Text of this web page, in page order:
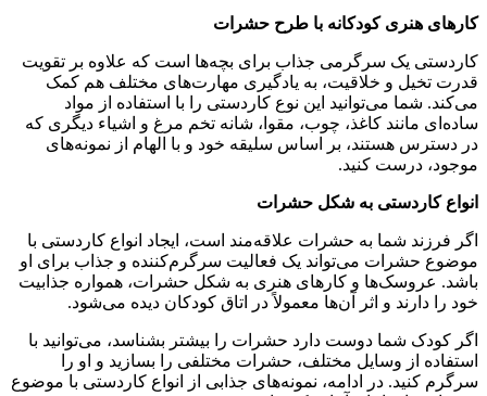
کارهای هنری کودکانه با طرح حشرات
کاردستی یک سرگرمی جذاب برای بچه‌ها است که علاوه بر تقویت
قدرت تخیل و خلاقیت، به یادگیری مهارت‌های مختلف هم کمک
می‌کند. شما می‌توانید این نوع کاردستی را با استفاده از مواد
ساده‌ای مانند کاغذ، چوب، مقوا، شانه تخم مرغ و اشیاء دیگری که
در دسترس هستند، بر اساس سلیقه خود و با الهام از نمونه‌های
موجود، درست کنید.
انواع کاردستی به شکل حشرات
اگر فرزند شما به حشرات علاقه‌مند است، ایجاد انواع کاردستی با
موضوع حشرات می‌تواند یک فعالیت سرگرم‌کننده و جذاب برای او
باشد. عروسک‌ها و کارهای هنری به شکل حشرات، همواره جذابیت
خود را دارند و اثر آن‌ها معمولاً در اتاق کودکان دیده می‌شود.
اگر کودک شما دوست دارد حشرات را بیشتر بشناسد، می‌توانید با
استفاده از وسایل مختلف، حشرات مختلفی را بسازید و او را
سرگرم کنید. در ادامه، نمونه‌های جذابی از انواع کاردستی با موضوع